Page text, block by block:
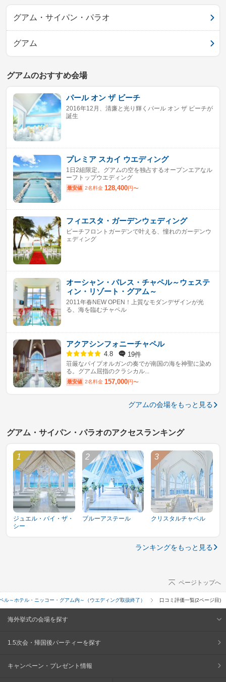
グアム・サイパン・パラオ
グアム
グアムのおすすめ会場
パール オン ザ ビーチ
2016年12月、清廉と光り輝くパール オン ザ ビーチが
誕生
プレミア スカイ ウエディング
1日2組限定。グアムの空を独占するオープンエアなル
ーフトップウエディング
最安値 2名料金 128,400円〜
フィエスタ・ガーデンウェディング
ビーチフロントガーデンで叶える、憧れのガーデンウ
ェディング
オーシャン・パレス・チャペル～ウェステ
ィン・リゾート・グアム～
2011年春NEW OPEN！上質なモダンデザインが光
る、海を臨むチャペル
アクアシンフォニーチャペル
4.8 19件
荘厳なパイプオルガンの奏でが南国の海を神聖に染め
る。グアム屈指のクラシカル...
最安値 2名料金 157,000円〜
グアムの会場をもっと見る
グアム・サイパン・パラオのアクセスランキング
ジュエル・バイ・ザ・
シー
ブルーアステール クリスタルチャペル
ランキングをもっと見る
ページトップへ
ル～ホテル・ニッコー・グアム内～（ウエディング取扱終了） 口コミ評価一覧(2ページ目)
海外挙式の会場を探す
1.5次会・帰国後パーティーを探す
キャンペーン・プレゼント情報